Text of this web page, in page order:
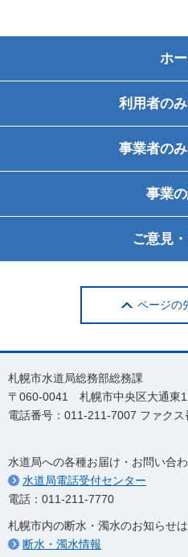
ホ
利用者の
事業者の
事業
ご意見
ページの
札幌市水道局総務部総務課
〒060-0041 札幌市中央区大通東
電話番号：011-211-7007 ファク
水道局への各種お届け・お問い合
水道局電話受付センター
電話：011-211-7770
札幌市内の断水・濁水のお知らせは
断水・濁水情報